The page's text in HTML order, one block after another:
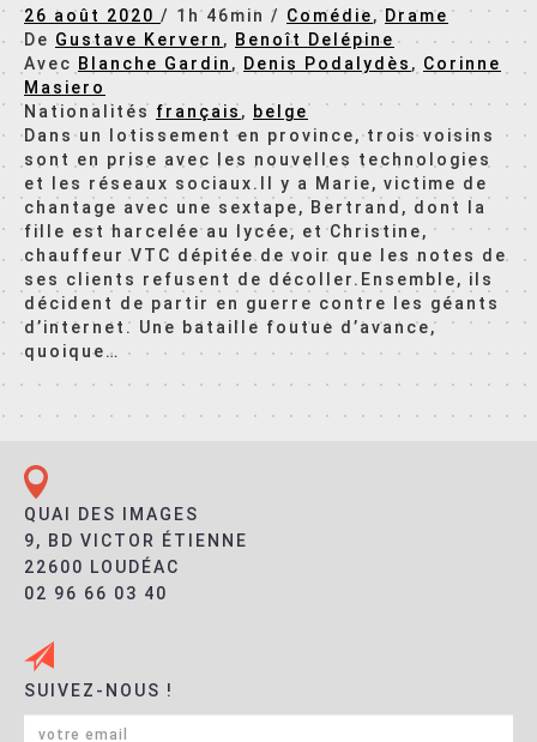
26 août 2020 / 1h 46min / Comédie, Drame
De Gustave Kervern, Benoît Delépine
Avec Blanche Gardin , Denis Podalydès , Corinne
Masiero
Nationalités français, belge
Dans un lotissement en province, trois voisins
sont en prise avec les nouvelles technologies
et les réseaux sociaux.Il y a Marie, victime de
chantage avec une sextape, Bertrand, dont la
fille est harcelée au lycée, et Christine,
chauffeur VTC dépitée de voir que les notes de
ses clients refusent de décoller.Ensemble, ils
décident de partir en guerre contre les géants
d’internet. Une bataille foutue d’avance,
quoique…
QUAI DES IMAGES
9, BD VICTOR ÉTIENNE
22600 LOUDÉAC
02 96 66 03 40
SUIVEZ-NOUS !